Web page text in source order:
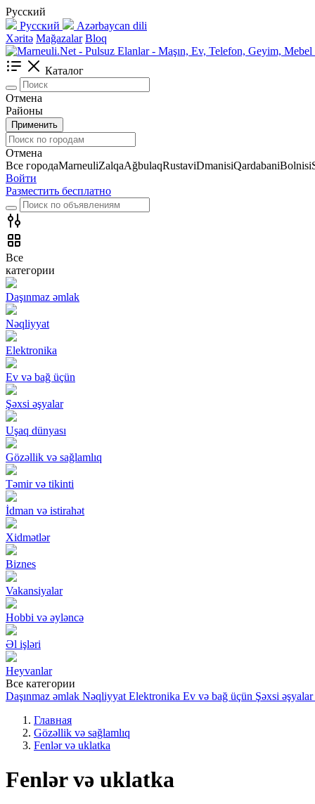
Русский
Русский
Azərbaycan dili
Xəritə Mağazalar Bloq
Каталог
Отмена
Районы
Применить
Отмена
Все городаMarneuliZalqaAğbulaqRustaviDmanisiQardabaniBolnisi
Войти
Разместить бесплатно
Все
категории
Daşınmaz əmlak
Nəqliyyat
Elektronika
Ev və bağ üçün
Şəxsi əşyalar
Uşaq dünyası
Gözəllik və sağlamlıq
Təmir və tikinti
İdman və istirahət
Xidmətlər
Biznes
Vakansiyalar
Hobbi və əyləncə
Əl işləri
Heyvanlar
Все категории
Daşınmaz əmlak Nəqliyyat Elektronika Ev və bağ üçün Şəxsi əşyalar
Главная
Gözəllik və sağlamlıq
Fenlər və uklatka
Fenlər və uklatka